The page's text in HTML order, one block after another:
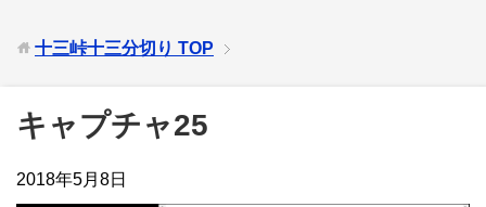
十三峠十三分切り TOP
キャプチャ25
2018年5月8日